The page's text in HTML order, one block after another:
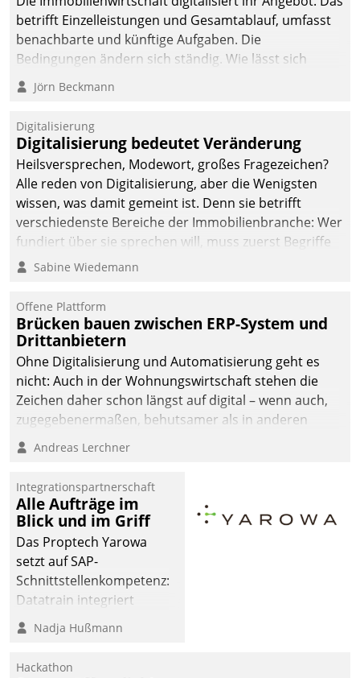
betrifft Einzelleistungen und Gesamtablauf, umfasst
benachbarte und künftige Aufgaben. Die
Bedingungen ändern sich ständig. Wie lässt sich
technisch die Kontrolle wahren und zugleich Freiraum
fürs Wachsen öffnen?
Jörn Beckmann
Digitalisierung
Digitalisierung bedeutet Veränderung
Heilsversprechen, Modewort, großes Fragezeichen?
Alle reden von Digitalisierung, aber die Wenigsten
wissen, was damit gemeint ist. Denn sie betrifft
verschiedenste Bereiche der Immobilienbranche: Wer
fundiert über sie sprechen will, muss zuerst Begriffe
klären. Ein Aspekt ist die betriebliche Optimierung:
Einsparungen durch optimierte und automatisierte
Prozesse. Doch man darf nicht zu viel erwarten: Allein
mit der Einführung einer neuen Software ist es nicht
getan. Die Digitalisierung erfordert von Unternehmen
die Bereitschaft, sich zu überprüfen, zu hinterfragen
und zu verändern.
Sabine Wiedemann
Offene Plattform
Brücken bauen zwischen ERP-System und
Drittanbietern
Ohne Digitalisierung und Automatisierung geht es
nicht: Auch in der Wohnungswirtschaft stehen die
Zeichen daher schon längst auf digital – wenn auch,
zugegebenermaßen, behutsamer als in anderen
Branchen.
Andreas Lerchner
Integrationspartnerschaft
Alle Aufträge im
Blick und im Griff
Das Proptech Yarowa
setzt auf SAP-
Schnittstellenkompetenz:
Datatrain integriert
Yarowas Portal zur
Vergabe und Verwaltung
Nadja Hußmann
Hackathon